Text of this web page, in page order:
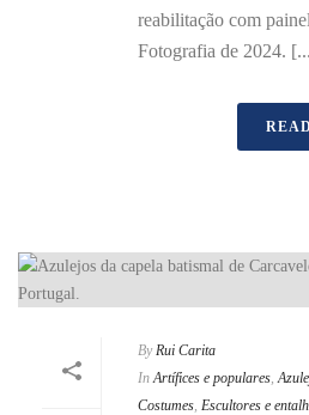
reabilitação com
Fotografia de 2024.
By Rui Carita
In Artífices e populares,
Costumes, Escultores e